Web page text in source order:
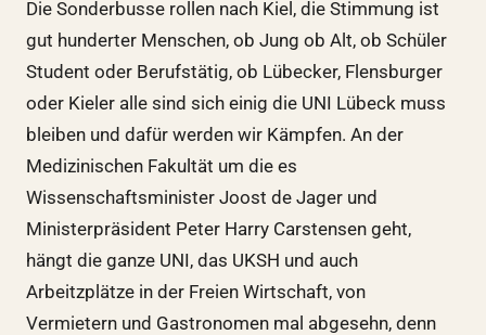
Die Sonderbusse rollen nach Kiel, die Stimmung ist
gut hunderter Menschen, ob Jung ob Alt, ob Schüler
Student oder Berufstätig, ob Lübecker, Flensburger
oder Kieler alle sind sich einig die UNI Lübeck muss
bleiben und dafür werden wir Kämpfen. An der
Medizinischen Fakultät um die es
Wissenschaftsminister Joost de Jager und
Ministerpräsident Peter Harry Carstensen geht,
hängt die ganze UNI, das UKSH und auch
Arbeitzplätze in der Freien Wirtschaft, von
Vermietern und Gastronomen mal abgesehn, denn